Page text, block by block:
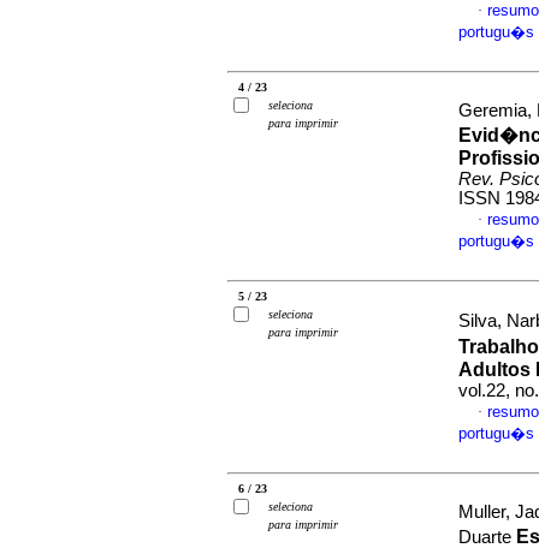
·
portugu�s
4 / 23
seleciona
para imprimir
Geremia,
Rev.
ISSN
·
portugu�s
5 / 23
seleciona
para imprimir
Silva,
Adultos
vol.22,
·
portugu�s
6 / 23
seleciona
para imprimir
Muller,
Duarte